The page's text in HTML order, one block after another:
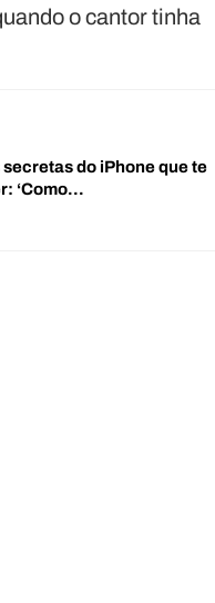
o cantor tinha
do iPhone que te
‘Como…